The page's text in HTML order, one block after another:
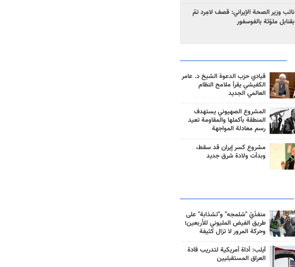
نائب وزير الصحة الإيراني: قصف لامِرد تمّ
بقنابل ملوّثة بالفوسفور
قيادي حزب الدعوة الشيخ د. عامر
الكفيشي يقرأ ملامح النظام
العالمي الجديد
المشروع الصهيوني يستهدف
المنطقة بأكملها والمقاومة تعيد
رسم معادلة المواجهة
مشروع كسر إيران قد سقط،
وبدأت ولادة شرق جديد
منفذَيّ "شلمجه" و"تشذابة" على
طريق الفيض المليوني للأربعين؛
وحركة المرور لا تزال كثيفة
آيلب: أداة أمريكية لتدريب قادة
العراق المستقبليين